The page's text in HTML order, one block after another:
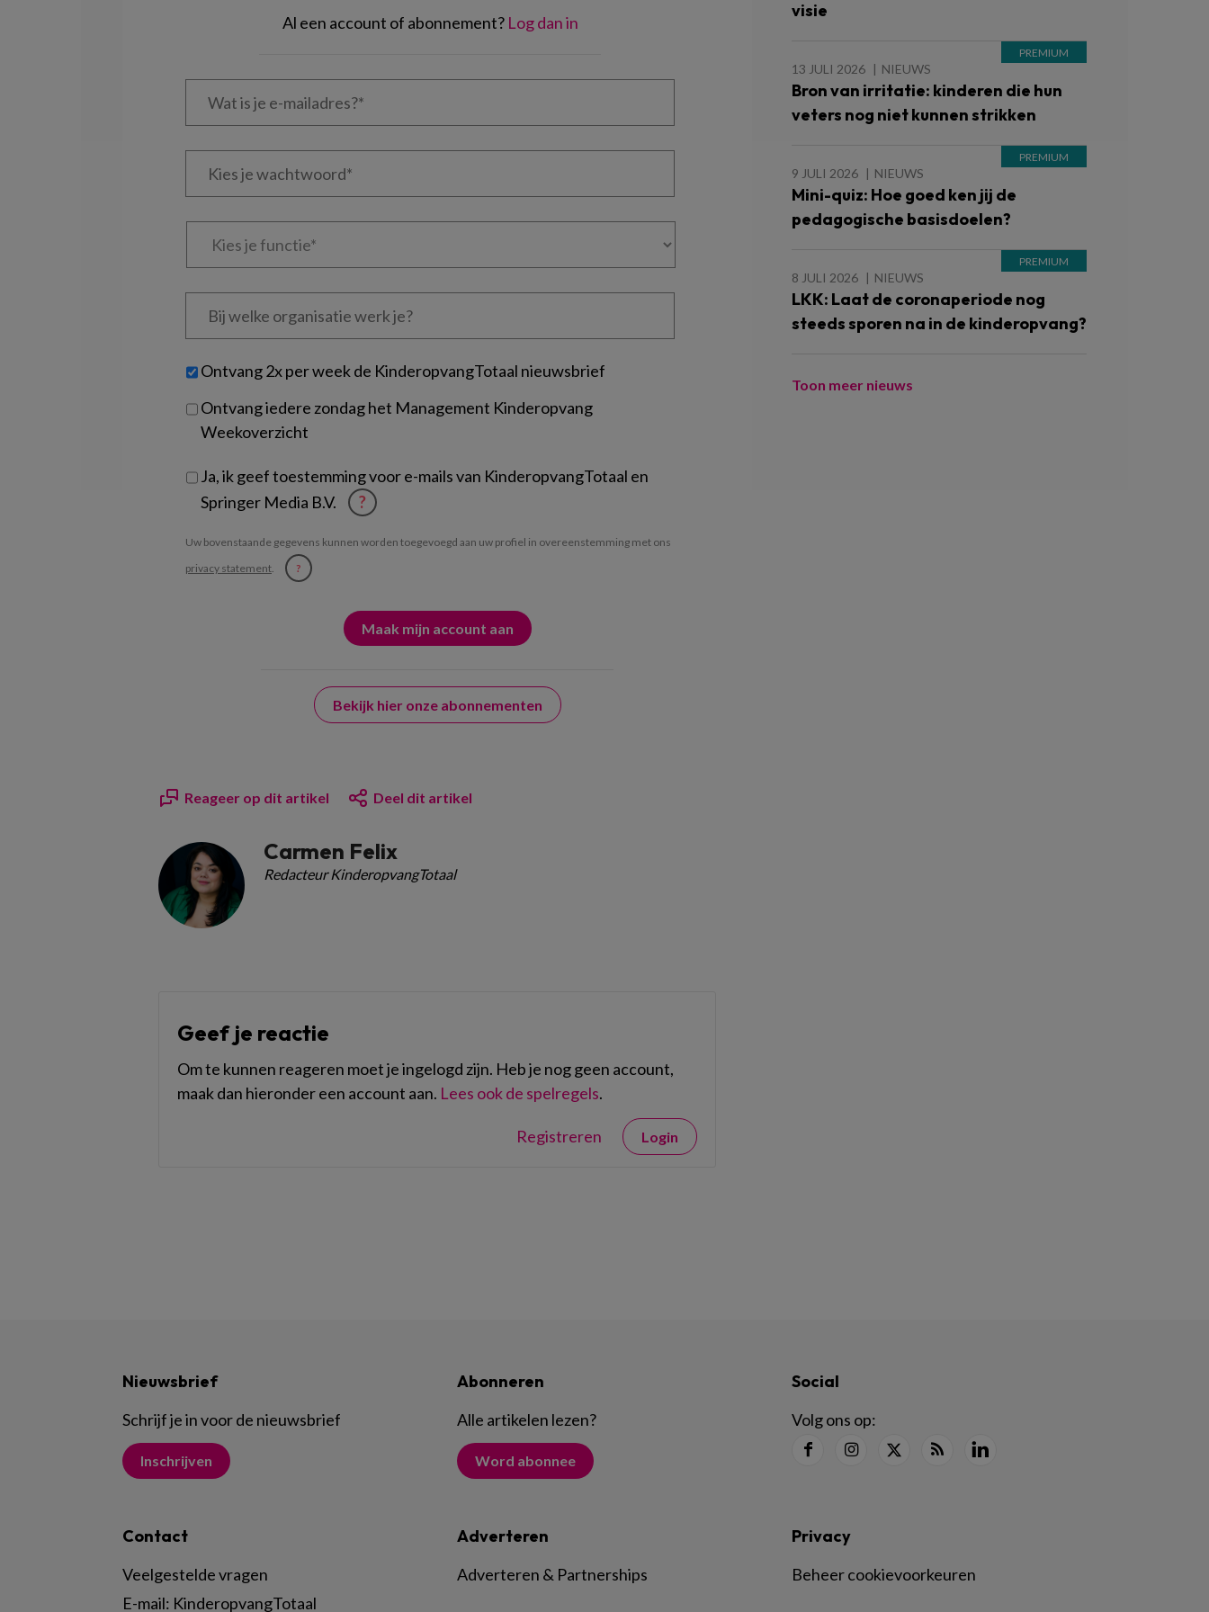
Al een account of abonnement? Log dan in
Wat
Kies
Kies
Bij
welke
je?
Untitled
Ontvang 2x per week de KinderopvangTotaal nieuwsbrief
Ontvang iedere zondag het Management Kinderopvang
Weekoverzicht
Ja, ik geef toestemming voor e-mails van KinderopvangTotaal en
Springer Media B.V.
?
Uw bovenstaande gegevens kunnen worden toegevoegd aan uw profiel in overeenstemming met ons
privacy statement. ?
Bekijk hier onze abonnementen
Reageer op dit artikel Deel dit artikel
Carmen Felix
Redacteur KinderopvangTotaal
Geef je reactie
Om te kunnen reageren moet je ingelogd zijn. Heb je nog geen account,
maak dan hieronder een account aan. Lees ook de spelregels.
Registreren Login
visie
13 JULI 2026 NIEUWS
Bron van irritatie: kinderen die hun
veters nog niet kunnen strikken
9 JULI 2026 NIEUWS
Mini-quiz: Hoe goed ken jij de
pedagogische basisdoelen?
8 JULI 2026 NIEUWS
LKK: Laat de coronaperiode nog
steeds sporen na in de kinderopvang?
Toon meer nieuws
Nieuwsbrief
Schrijf je in voor de nieuwsbrief
Inschrijven
Abonneren
Alle artikelen lezen?
Word abonnee
Social
Volg ons op:
Contact
Veelgestelde vragen
E-mail: KinderopvangTotaal
Adverteren
Adverteren & Partnerships
Privacy
Beheer cookievoorkeuren